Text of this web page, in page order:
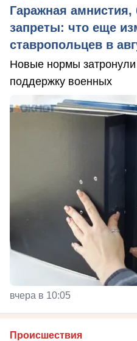
Гаражная
запреты: что еще
ставропольцев в
Новые нормы затронули
поддержку военных
вчера в 10:05
Происшествия